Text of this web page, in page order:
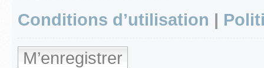
Conditions d’utilisation |
M’enregistrer